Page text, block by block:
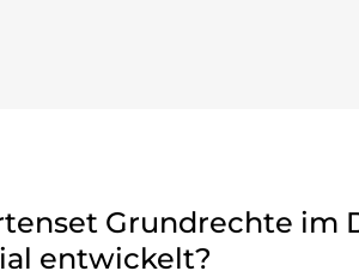
Grundrechte
entwickelt?